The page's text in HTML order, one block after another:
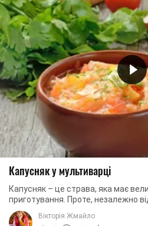
Капусняк у мультиварці
Капусняк – це страва, яка має
приготування. Проте, незалежно
суп обов’язково повинен містити ...
Вікторія Жмайло